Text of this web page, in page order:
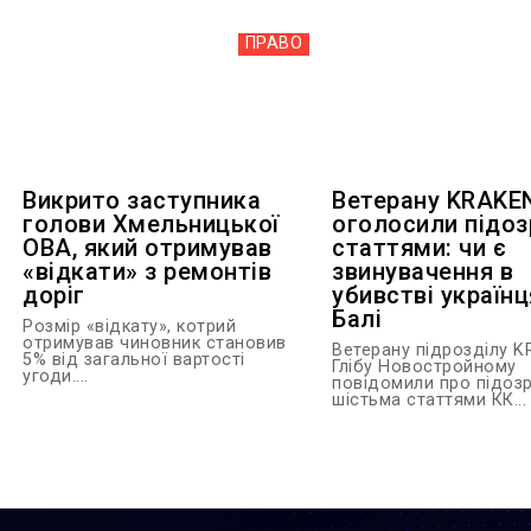
ПРАВО
Викрито заступника
голови Хмельницької
ОВА, який отримував
«відкати» з ремонтів
доріг
Розмір «відкату», котрий
отримував чиновник становив
5% від загальної вартості
угоди....
Ветерану
оголосили
статтями: чи є
звинувачення в
убивстві
Балі
Ветерану підрозділу
Глібу Новостройному
повідомили про
шістьма статтями КК...